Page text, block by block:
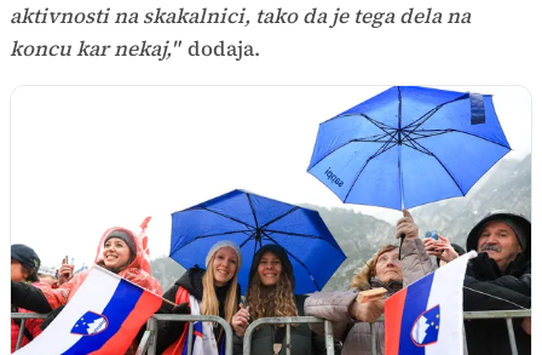
aktivnosti na skakalnici, tako da je tega dela na
koncu kar nekaj," dodaja.